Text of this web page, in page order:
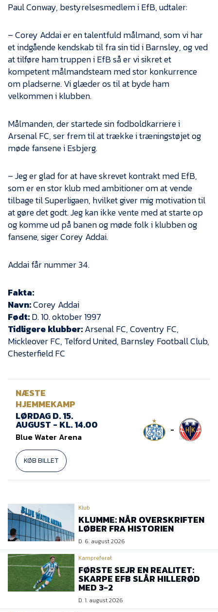
Paul Conway, bestyrelsesmedlem i EfB, udtaler:
– Corey Addai er en talentfuld målmand, som vi har
et indgående kendskab til fra sin tid i Barnsley, og ved
at tilføre ham truppen i EfB så er vi sikret et
kompetent målmandsteam med stor konkurrence
om pladserne. Vi glæder os til at byde ham
velkommen i klubben.
Målmanden, der startede sin fodboldkarriere i
Arsenal FC, ser frem til at trække i træningstøjet og
møde fansene i Esbjerg.
– Jeg er glad for at have skrevet kontrakt med EfB,
som er en stor klub med ambitioner om at vende
tilbage til Superligaen, hvilket giver mig motivation til
at gøre det godt. Jeg kan ikke vente med at starte op
og komme ud på banen og møde folk i klubben og
fansene, siger Corey Addai.
Addai får nummer 34.
Fakta:
Navn:Corey Addai
Født:D. 10. oktober 1997
Tidligere klubber:Arsenal FC, Coventry FC,
Mickleover FC, Telford United, Barnsley Football Club,
Chesterfield FC
NÆSTE
HJEMMEKAMP
LØRDAG D. 15.
AUGUST - KL. 14.00
Blue Water Arena
KØB BILLET
-
Klub
KLUMME: NÅR OVERSKRIFTEN
LØBER FRA HISTORIEN
D. 6. august 2026
Kampreferat
FØRSTE SEJR EN REALITET:
SKARPE EFB SLÅR HILLERØD
MED 3-2
D. 1. august 2026